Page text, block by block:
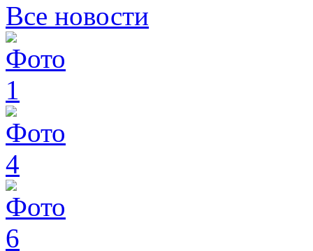
Все новости